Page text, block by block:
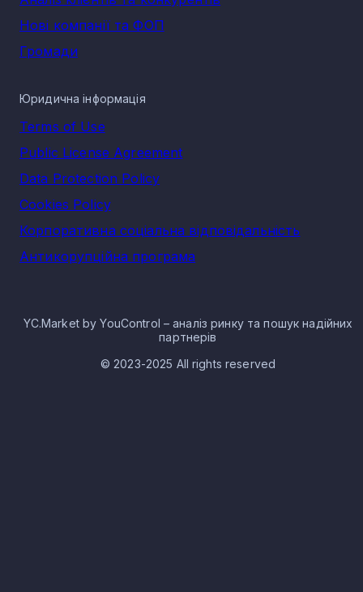
Нові компанії та ФОП
Громади
Юридична інформація
Terms of Use
Public License Agreement
Data Protection Policy
Cookies Policy
Корпоративна соціальна відповідальність
Антикорупційна програма
YC.Market by YouControl – аналіз ринку та пошук надійних
партнерів
© 2023-2025 All rights reserved